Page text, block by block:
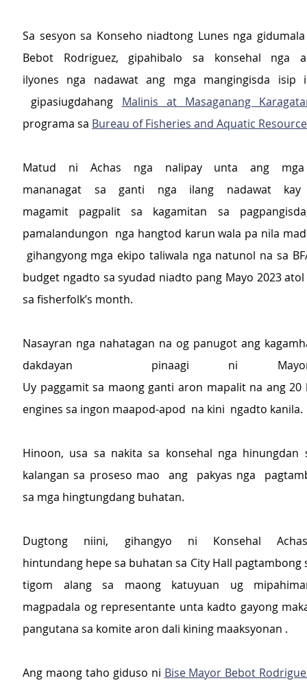
Sa sesyon sa Konseho niadtong Lunes nga
Bebot Rodriguez, gipahibalo sa konsehal nga
ilyones nga nadawat ang mga mangingisda isip
gipasiugdahang Malinis at Masaganang
programa sa Bureau of Fisheries and Aquatic Resource
Matud ni Achas nga nalipay unta ang mga
mananagat sa ganti nga ilang nadawat
magamit pagpalit sa kagamitan sa
pamalandungon  nga hangtod karun wala pa nila
gihangyong mga ekipo taliwala nga natunol na sa
budget ngadto sa syudad niadto pang Mayo 2023
sa fisherfolk’s month.
Nasayran nga nahatagan na og panugot ang
dakdayan  pinaagi ni
Uy paggamit sa maong ganti aron mapalit na ang
engines sa ingon maapod-apod  na kini  ngadto kanila.
Hinoon, usa sa nakita sa konsehal nga hinungdan
kalangan sa proseso mao  ang  pakyas nga
sa mga hingtungdang buhatan.
Dugtong niini, gihangyo ni Konsehal
hintundang hepe sa buhatan sa City Hall pagtambong
tigom alang sa maong katuyuan ug
magpadala og representante unta kadto gayong
pangutana sa komite aron dali kining maaksyonan .
Ang maong taho giduso ni Bise Mayor Bebot